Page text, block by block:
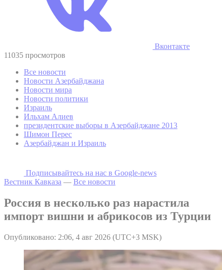
Вконтакте
11035 просмотров
Все новости
Новости Азербайджана
Новости мира
Новости политики
Израиль
Ильхам Алиев
президентские выборы в Азербайджане 2013
Шимон Перес
Азербайджан и Израиль
Подписывайтесь на наc в Google-news
Вестник Кавказа — Все новости
Россия в несколько раз нарастила
импорт вишни и абрикосов из Турции
Опубликовано: 2:06, 4 авг 2026 (UTC+3 MSK)